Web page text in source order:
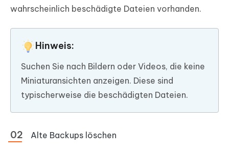
wahrscheinlich beschädigte Dateien vorhanden.
Hinweis:
Suchen Sie nach Bildern oder Videos, die keine
Miniaturansichten anzeigen. Diese sind
typischerweise die beschädigten Dateien.
Alte Backups löschen